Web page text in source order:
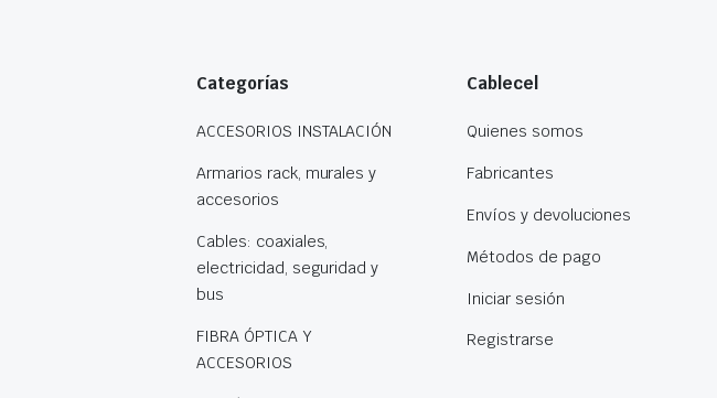
Categorías
ACCESORIOS INSTALACIÓN
Armarios rack, murales y
accesorios
Cables: coaxiales,
electricidad, seguridad y
bus
FIBRA ÓPTICA Y
ACCESORIOS
Cablecel
Quienes somos
Fabricantes
Envíos y devoluciones
Métodos de pago
Iniciar sesión
Registrarse